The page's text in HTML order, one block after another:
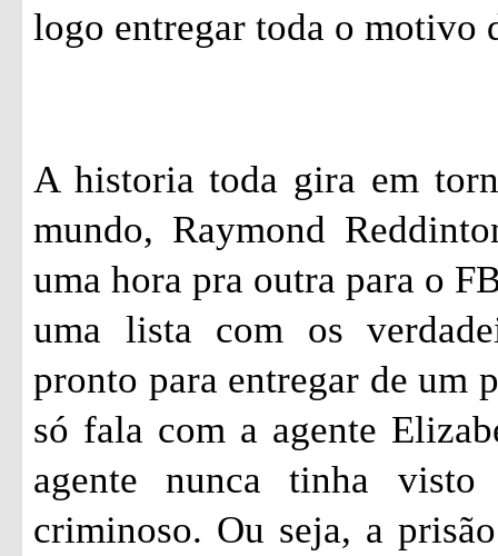
logo entregar toda o motivo
A historia toda gira em
mundo, Raymond
uma hora pra outra para o
uma lista com os
pronto para entregar de um
só fala com a agente
agente nunca tinha
criminoso. Ou seja, a